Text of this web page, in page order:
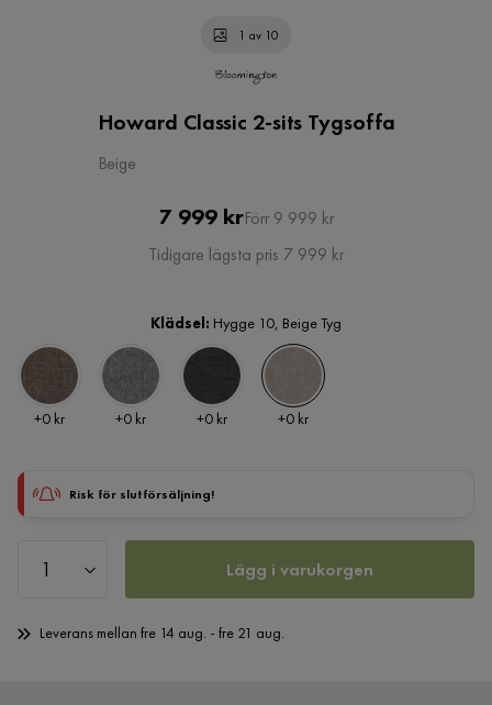
1 av 10
Howard Classic 2-sits Tygsoffa
Beige
Pris
7 999 krOriginal
Pris
Förr 9 999 kr
Tidigare lägsta pris 7 999 kr
Klädsel: Hygge 10, Beige Tyg
Pris
+0 kr Pris
+0 kr Pris
+0 kr Pris
+0 kr
Risk för slutförsäljning!
Lägg i varukorgen
Leverans mellan fre 14 aug. - fre 21 aug.